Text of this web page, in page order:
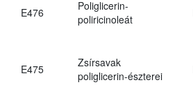
E476
Poliglicerin-
poliricinoleát
E475
Zsírsavak
poliglicerin-észterei